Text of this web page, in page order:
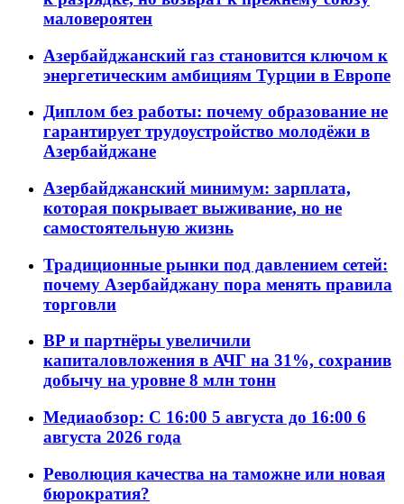
маловероятен
Азербайджанский газ становится ключом к
энергетическим амбициям Турции в Европе
Диплом без работы: почему образование не
гарантирует трудоустройство молодёжи в
Азербайджане
Азербайджанский минимум: зарплата,
которая покрывает выживание, но не
самостоятельную жизнь
Традиционные рынки под давлением сетей:
почему Азербайджану пора менять правила
торговли
BP и партнёры увеличили
капиталовложения в АЧГ на 31%, сохранив
добычу на уровне 8 млн тонн
Медиаобзор: С 16:00 5 августа до 16:00 6
августа 2026 года
Революция качества на таможне или новая
бюрократия?